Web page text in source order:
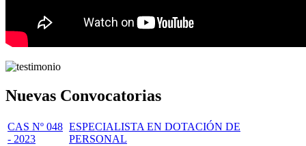
Nuevas Convocatorias
CAS Nº 048
- 2023
ESPECIALISTA EN DOTACIÓN DE
PERSONAL